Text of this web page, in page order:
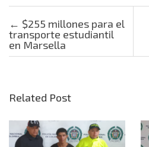
Post navigation
← $255 millones para el
transporte estudiantil
en Marsella
Related Post